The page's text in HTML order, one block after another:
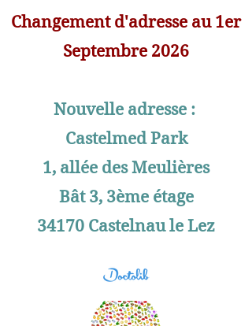
Changement d'adresse au 1er
Septembre 2026
Nouvelle adresse :
Castelmed Park
1, allée des Meulières
Bât 3, 3ème étage
34170 Castelnau le Lez